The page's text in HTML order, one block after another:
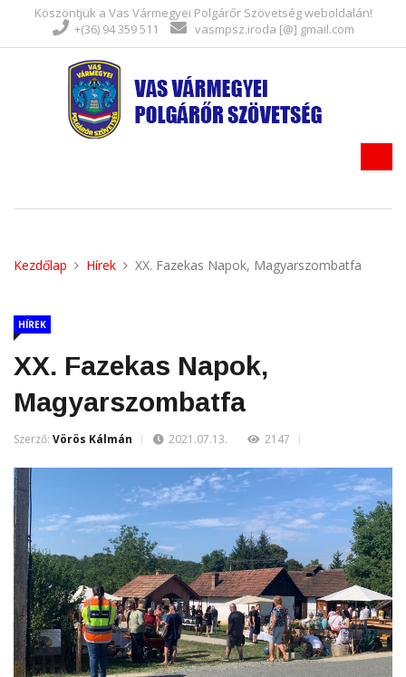
Köszöntjük a Vas Vármegyei Polgárőr Szövetség weboldalán!
+(36) 94 359 511
vasmpsz.iroda [@] gmail.com
Kezdőlap Hírek XX. Fazekas Napok, Magyarszombatfa
HÍREK
XX. Fazekas Napok,
Magyarszombatfa
Szerző: Vörös Kálmán 2021.07.13. 2147